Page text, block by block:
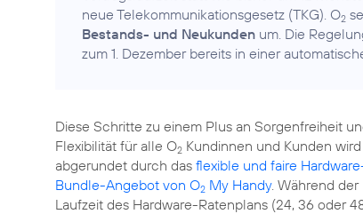
neue Telekommunikationsgesetz (TKG). O2
Bestands- und Neukunden um. Die
Diese Schritte zu einem Plus an Sorgenfreiheit
Flexibilität für alle O2 Kundinnen und Kunden wird
abgerundet durch das flexible und faire
Bundle-Angebot von O2 My Handy. Während der
Laufzeit des Hardware-Ratenplans (24, 36 oder